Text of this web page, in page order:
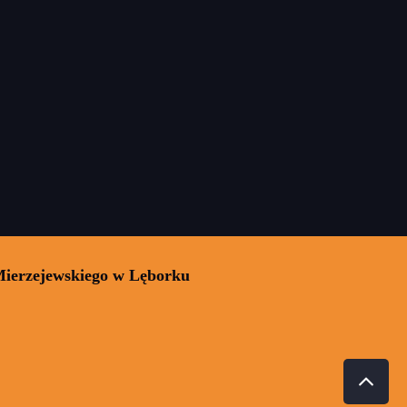
w Lęborku